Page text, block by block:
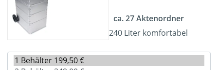
ca. 27 Aktenordner
240 Liter komfortabel